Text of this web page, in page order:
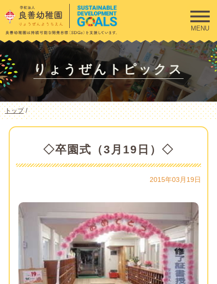
このページの本文へ
MENU
りょうぜんトピックス
現
在
の
トップ/
◇卒園式（3月19日）◇
2015年03月19日